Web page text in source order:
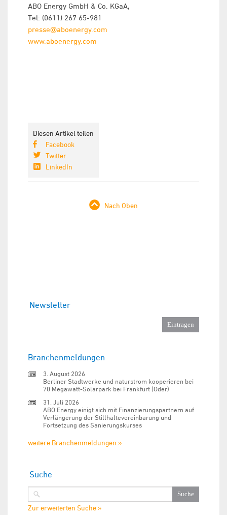
ABO Energy GmbH & Co. KGaA,
Tel: (0611) 267 65-981
presse@aboenergy.com
www.aboenergy.com
Diesen Artikel teilen
Facebook
Twitter
LinkedIn
Nach Oben
Newsletter
Branchenmeldungen
3. August 2026
Berliner Stadtwerke und naturstrom kooperieren bei
70 Megawatt-Solarpark bei Frankfurt (Oder)
31. Juli 2026
ABO Energy einigt sich mit Finanzierungspartnern auf
Verlängerung der Stillhaltevereinbarung und
Fortsetzung des Sanierungskurses
weitere Branchenmeldungen »
Suche
Zur erweiterten Suche »